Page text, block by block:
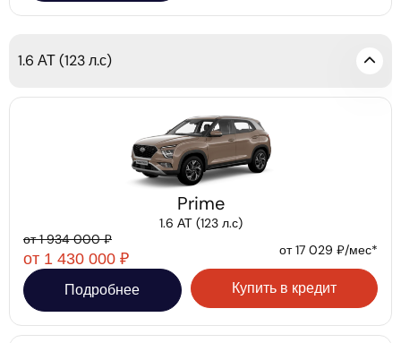
1.6 АТ (123 л.с)
Prime
1.6 АТ (123 л.с)
от 1 934 000 ₽
от 1 430 000 ₽ от 17 029 ₽/мес*
Подробнее Купить в кредит